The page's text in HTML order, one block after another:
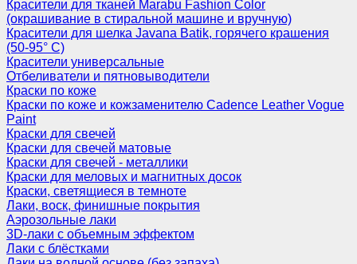
Красители для тканей Marabu Fashion Color
(окрашивание в стиральной машине и вручную)
Красители для шелка Javana Batik, горячего крашения
(50-95° С)
Красители универсальные
Отбеливатели и пятновыводители
Краски по коже
Краски по коже и кожзаменителю Cadence Leather Vogue
Paint
Краски для свечей
Краски для свечей матовые
Краски для свечей - металлики
Краски для меловых и магнитных досок
Краски, светящиеся в темноте
Лаки, воск, финишные покрытия
Аэрозольные лаки
3D-лаки с объемным эффектом
Лаки с блёстками